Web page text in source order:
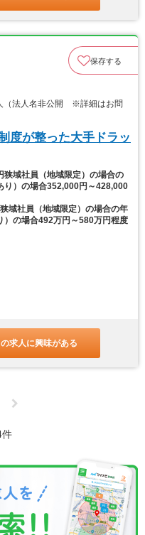
保存する
（法人名非公開 ※詳細はお問
度が整った大手ドラッ
狭域社員（地域限定）の場合の
り）の場合352,000円～428,000
域社員（地域限定）の場合の年
）の場合492万円～580万円程度
求人に興味がある
件